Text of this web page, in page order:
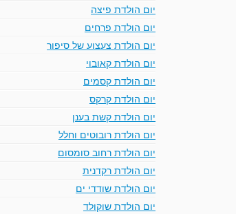
יום הולדת פיצה
יום הולדת פרחים
יום הולדת צעצוע של סיפור
יום הולדת קאובוי
יום הולדת קסמים
יום הולדת קרקס
יום הולדת קשת בענן
יום הולדת רובוטים וחלל
יום הולדת רחוב סומסום
יום הולדת רקדנית
יום הולדת שודדי ים
יום הולדת שוקולד